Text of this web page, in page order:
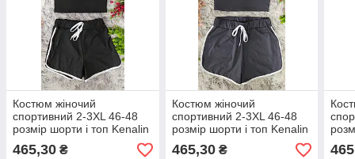
Костюм жіночий
спортивний 2-3XL 46-48
розмір шорти і топ Kenalin
210-2
465,30 ₴
Костюм жіночий
спортивний 2-3XL 46-48
розмір шорти і топ Kenalin
210-2
465,30₴